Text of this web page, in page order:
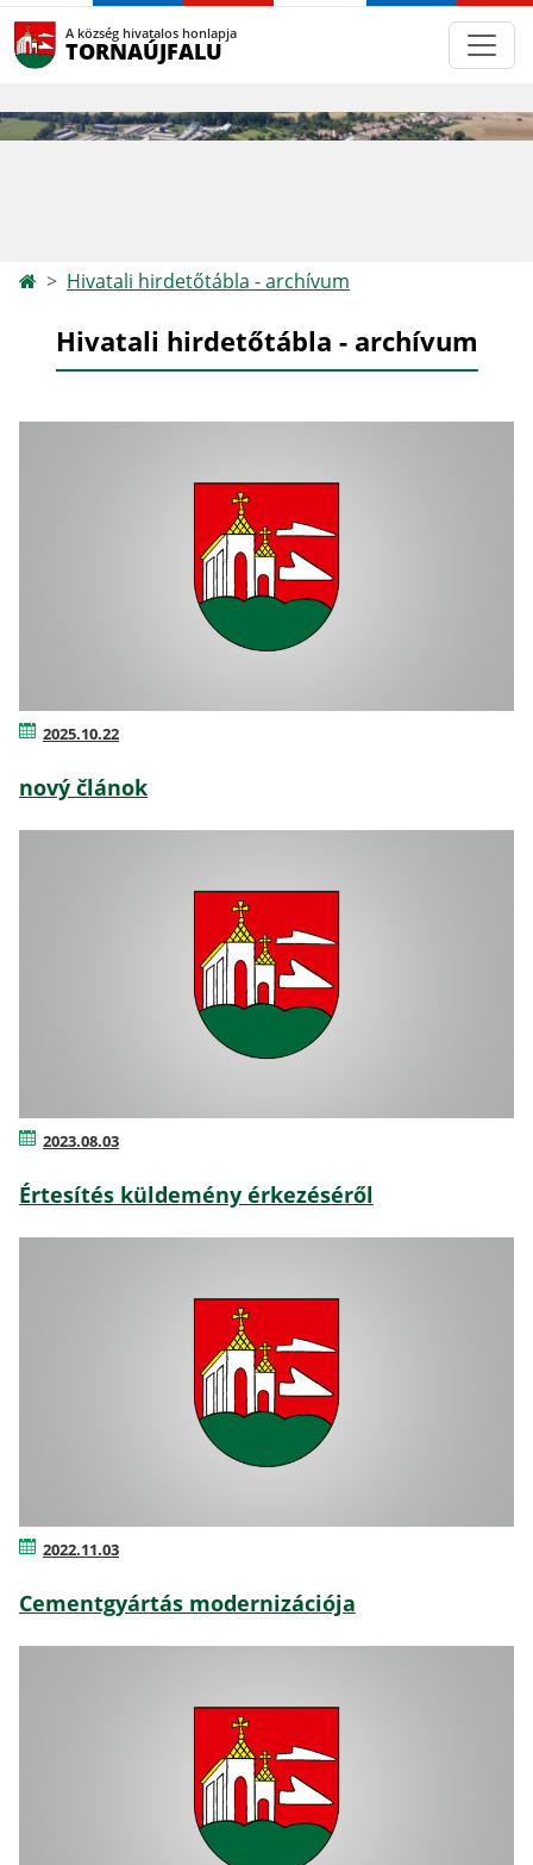
A község hivatalos honlapja
TORNAÚJFALU
Hivatali hirdetőtábla - archívum
Hivatali hirdetőtábla - archívum
2025.10.22
nový článok
2023.08.03
Értesítés küldemény érkezéséről
2022.11.03
Cementgyártás modernizációja